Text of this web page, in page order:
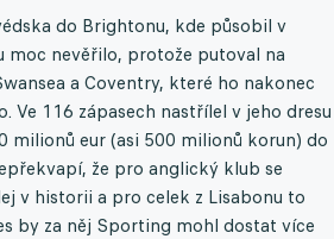
do Brightonu, kde působil v
moc nevěřilo, protože putoval na
a Coventry, které ho nakonec
Ve 116 zápasech nastřílel v jeho dresu
milionů eur (asi 500 milionů korun) do
že pro anglický klub se
v historii a pro celek z Lisabonu to
by za něj Sporting mohl dostat více